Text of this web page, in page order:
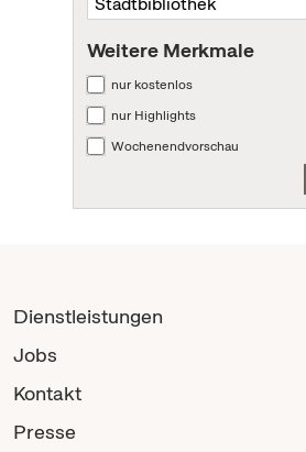
Weitere Merkmale
nur kostenlos
nur Highlights
Wochenendvorschau
Dienstleistungen
Jobs
Kontakt
Presse